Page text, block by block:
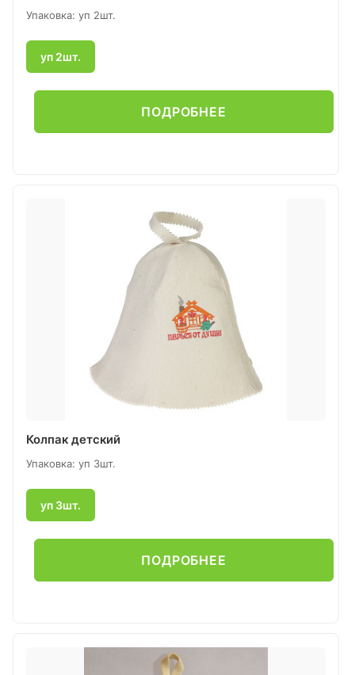
Упаковка: уп 2шт.
уп 2шт.
ПОДРОБНЕЕ
Колпак детский
Упаковка: уп 3шт.
уп 3шт.
ПОДРОБНЕЕ